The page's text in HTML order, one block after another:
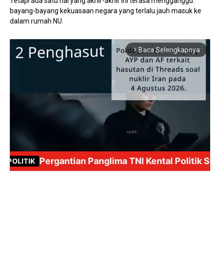
bayang-bayang kekuasaan negara yang terlalu jauh masuk ke
dalam rumah NU.
arrow_forward_ios Baca Selengkapnya